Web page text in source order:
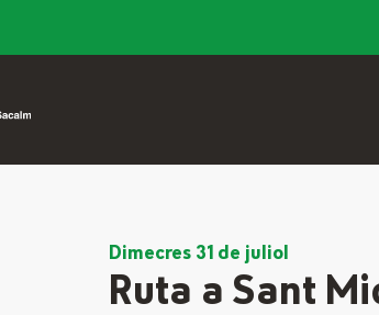
Dimecres 31 de juliol
Ruta a Sant